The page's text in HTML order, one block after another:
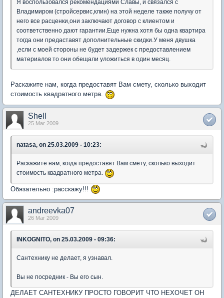
Я воспользовался рекомендациями Славы, и связался с
Владимиром (стройсервис,клин) на этой неделе также получу от
него все расценки,они заключают договор с клиентом и
соответственно дают гарантии.Еще нужна хотя бы одна квартира
тогда они предаставят дополнительные скидки.У меня двушка
,если с моей стороны не будет задержек с предоставлением
материалов то они обещали уложиться в один месяц.
Раскажите нам, когда предоставят Вам смету, сколько выходит
стоимость квадратного метра.
Shell
25 Mar 2009
natasa, on 25.03.2009 - 10:23:
Раскажите нам, когда предоставят Вам смету, сколько выходит
стоимость квадратного метра.
Обязательно :расскажу!!!
andreevka07
26 Mar 2009
INKOGNITO, on 25.03.2009 - 09:36:
Сантехнику не делает, я узнавал.
Вы не посредник - Вы его сын.
ДЕЛАЕТ САНТЕХНИКУ ПРОСТО ГОВОРИТ ЧТО НЕХОЧЕТ ОН